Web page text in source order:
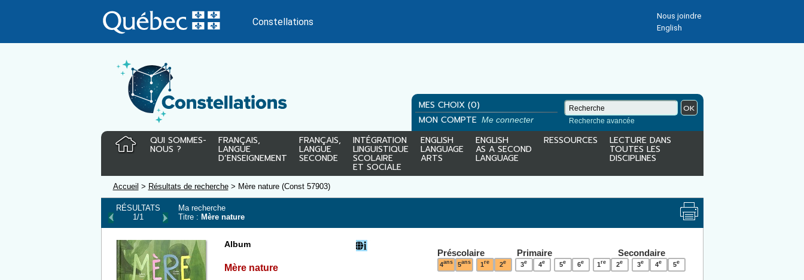
au
contenu
Constellations
Nous joindre
English
MES CHOIX (0)
MON COMPTEMe connecter
OK
Recherche avancée
QUI SOMMES-
NOUS ?
FRANÇAIS,
LANGUE
D’ENSEIGNEMENT
FRANÇAIS,
LANGUE
SECONDE
INTÉGRATION
LINGUISTIQUE
SCOLAIRE
ET SOCIALE
ENGLISH
LANGUAGE
ARTS
ENGLISH
AS A SECOND
LANGUAGE
RESSOURCES LECTURE DANS
TOUTES LES
DISCIPLINES
Accueil > Résultats de recherche> Mère nature (Const 57903)
RÉSULTATS
1/1
Ma recherche
Titre : Mère nature
Album
Mère nature
Préscolaire Primaire Secondaire
4ans 5ans 1re 2e 3e 4e 5e 6e 1re 2e 3e 4e 5e